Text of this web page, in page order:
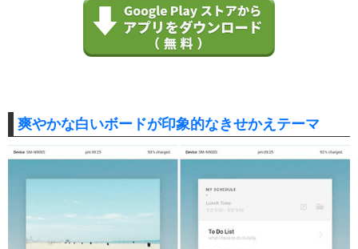
爽やかな白いボードが印象的なきせかえテーマ